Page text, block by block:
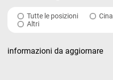
Tutte le posizioni Cina
Altri
informazioni da aggiornare